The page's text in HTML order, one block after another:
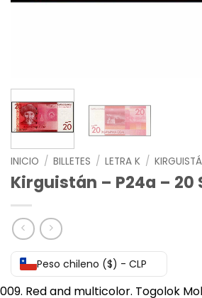
INICIO / BILLETES / LETRA K /
Kirguistán – P24a – 20
Peso chileno ($) - CLP
Red and multicolor. Togolok